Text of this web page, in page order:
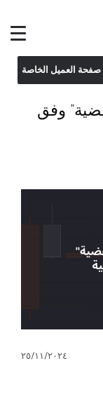
صفحة العميل الخاصة
وفق
٢٥/١١/٢٠٢٤